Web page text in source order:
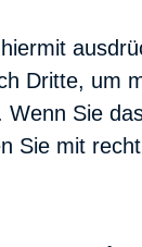
Dritte, um
Wenn Sie
Sie mit